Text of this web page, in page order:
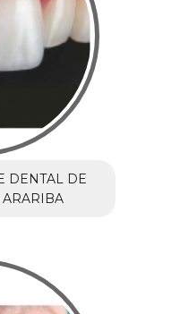
DENTAL DE